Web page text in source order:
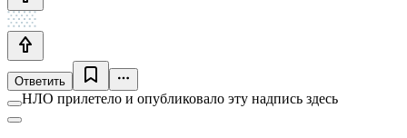
Ответить
НЛО прилетело и опубликовало эту надпись здесь